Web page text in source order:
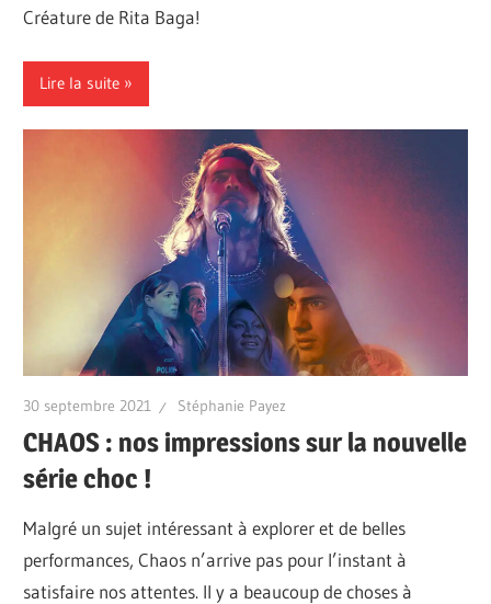
Créature de Rita Baga!
Lire la suite
30 septembre 2021 Stéphanie Payez
CHAOS : nos impressions sur la nouvelle
série choc !
Malgré un sujet intéressant à explorer et de belles
performances, Chaos n’arrive pas pour l’instant à
satisfaire nos attentes. Il y a beaucoup de choses à